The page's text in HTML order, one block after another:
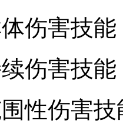
伤害技
伤害技
性伤害